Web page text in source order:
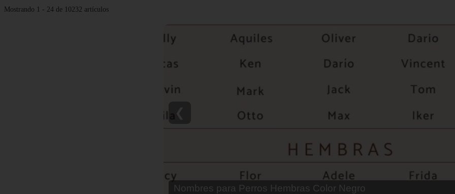
Mostrando 1 - 24 de 10232 artículos
Nombre para Parejas de Gatos